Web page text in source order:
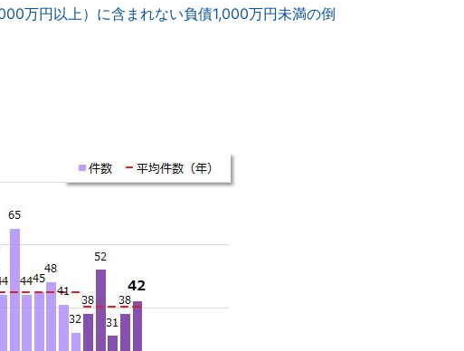
万円以上）に含まれない負債1,000万円未満の倒